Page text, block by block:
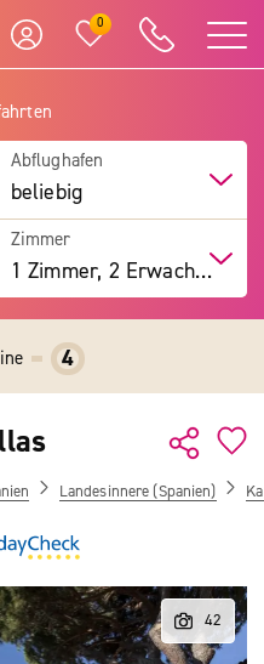
0
Abflughafen
beliebig
Zimmer
1 Zimmer, 2 Erwachsene
4
Landesinnere (Spanien)